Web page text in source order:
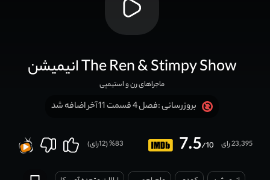
انیمیشن The Ren & Stimpy Show
ماجراهای رن و استیمپی
بروزرسانی :فصل 4 قسمت 11 آخر اضافه شد
7.5/10 23,395 رای 83
% (
12رای)